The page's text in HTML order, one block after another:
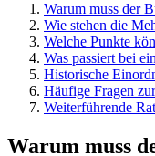
Warum muss der
Wie stehen die
Welche Punkte
Was passiert bei
Historische
Häufige Fragen
Weiterführende
Warum muss